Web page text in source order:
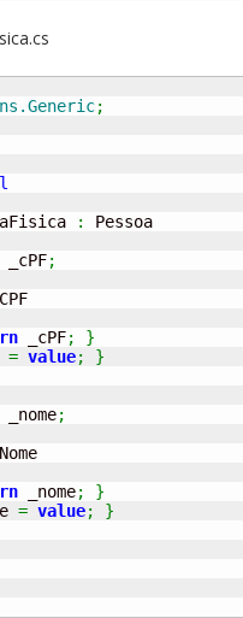
;
:
Pessoa
_cPF;
CPF
_cPF;
}
= value;
}
_nome;
Nome
_nome;
}
= value;
}